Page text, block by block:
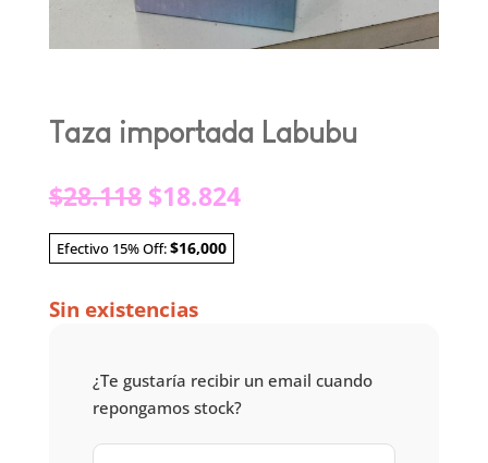
Taza importada Labubu
$28.118 El
precio
original
era:
$18.824El
Efectivo 15% Off:$16,000
Sin existencias
¿Te gustaría recibir un email cuando
repongamos stock?